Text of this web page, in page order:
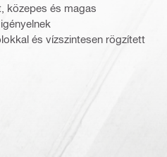
közepes és magas
és vízszintesen rögzített